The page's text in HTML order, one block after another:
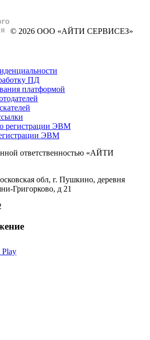
© 2026 ООО «АЙТИ СЕРВИСЕЗ»
ПД
платформой
регистрации ЭВМ
ЭВМ
ответственностью «АЙТИ
обл, г. Пушкино, деревня
Григорково, д 21
Play